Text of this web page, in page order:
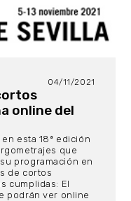
04/11/2021
online del
esta 18ª edición
que
programación en
de cortos
cumplidas: El
podrán ver online